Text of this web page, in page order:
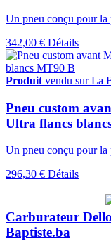
Un pneu conçu pour la
342,00 € Détails
Produit vendu sur La
Pneu custom
Ultra flancs
Un pneu conçu pour la
296,30 € Détails
Carburateur
Baptiste.ba